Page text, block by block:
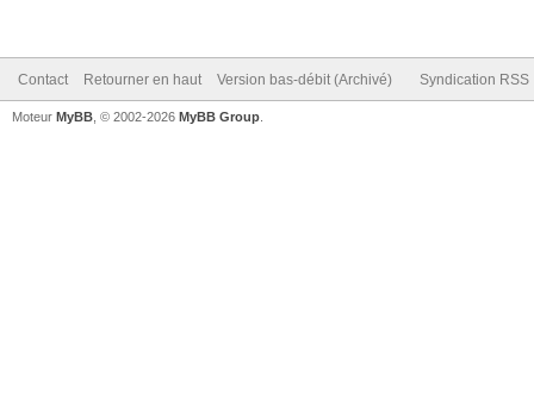
Contact Retourner en haut Version bas-débit (Archivé) Syndication RSS
Moteur MyBB , © 2002-2026 MyBB Group